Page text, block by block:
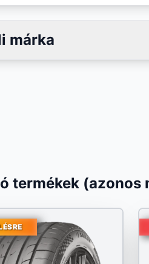
márka
termékek (azonos